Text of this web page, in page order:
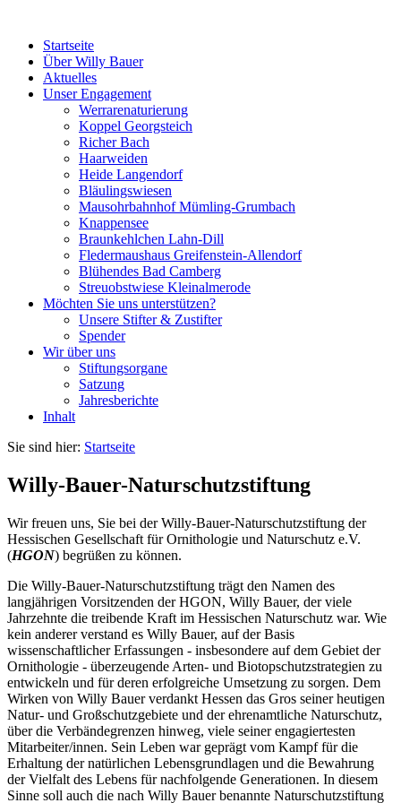
Startseite
Über Willy Bauer
Aktuelles
Unser Engagement
Werrarenaturierung
Koppel Georgsteich
Richer Bach
Haarweiden
Heide Langendorf
Bläulingswiesen
Mausohrbahnhof Mümling-Grumbach
Knappensee
Braunkehlchen Lahn-Dill
Fledermaushaus Greifenstein-Allendorf
Blühendes Bad Camberg
Streuobstwiese Kleinalmerode
Möchten Sie uns unterstützen?
Unsere Stifter & Zustifter
Spender
Wir über uns
Stiftungsorgane
Satzung
Jahresberichte
Inhalt
Sie sind hier: Startseite
Willy-Bauer-Naturschutzstiftung
Wir freuen uns, Sie bei der Willy-Bauer-Naturschutzstiftung der
Hessischen Gesellschaft für Ornithologie und Naturschutz e.V.
(HGON) begrüßen zu können.
Die Willy-Bauer-Naturschutzstiftung trägt den Namen des
langjährigen Vorsitzenden der HGON, Willy Bauer, der viele
Jahrzehnte die treibende Kraft im Hessischen Naturschutz war. Wie
kein anderer verstand es Willy Bauer, auf der Basis
wissenschaftlicher Erfassungen - insbesondere auf dem Gebiet der
Ornithologie - überzeugende Arten- und Biotopschutzstrategien zu
entwickeln und für deren erfolgreiche Umsetzung zu sorgen. Dem
Wirken von Willy Bauer verdankt Hessen das Gros seiner heutigen
Natur- und Großschutzgebiete und der ehrenamtliche Naturschutz,
über die Verbändegrenzen hinweg, viele seiner engagiertesten
Mitarbeiter/innen. Sein Leben war geprägt vom Kampf für die
Erhaltung der natürlichen Lebensgrundlagen und die Bewahrung
der Vielfalt des Lebens für nachfolgende Generationen. In diesem
Sinne soll auch die nach Willy Bauer benannte Naturschutzstiftung